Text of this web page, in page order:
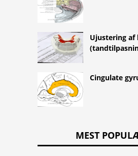
Ujustering
Cingulate
MEST